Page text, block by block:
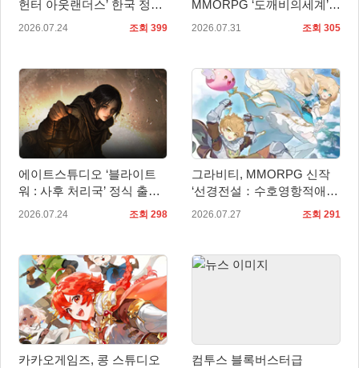
헌터 아웃랜더스’ 한국 정식
출시 확정… 사전예약 시작
2026.07.24 조회 399
MMORPG ‘도깨비의세계’
10월 출시 확정… 대표 일러
2026.07.31 조회 305
에이트스튜디오 ‘블라이트
워 : 사후 처리국’ 정식 출
시… 사전예약자 50만 명 달
2026.07.24 조회 298
그라비티, MMORPG 신작
‘선경전설：수호영항적애2’
중국 판호 획득!
2026.07.27 조회 291
카카오게임즈, 콩 스튜디오
컴투스 블록버스터급